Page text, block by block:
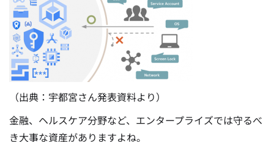
（出典：宇都宮さん発表資料より）
金融、ヘルスケア分野など、エンタープライズでは守るべ
き大事な資産がありますよね。